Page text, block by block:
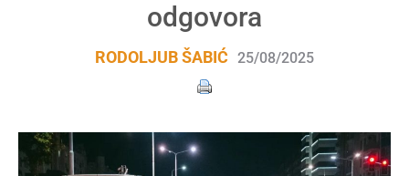
odgovora
RODOLJUB ŠABIĆ 25/08/2025